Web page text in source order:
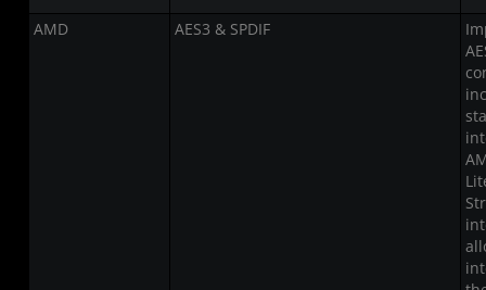
AMD AES3 & SPDIF